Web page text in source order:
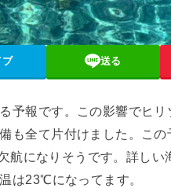
ブ 送る
予報です。この影響でヒリ
も全て片付けました。この
になりそうです。詳しい
は23℃になってます。